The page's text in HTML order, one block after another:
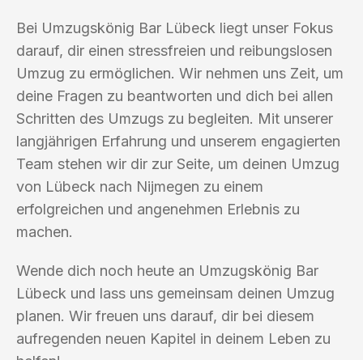
Bei Umzugskönig Bar Lübeck liegt unser Fokus
darauf, dir einen stressfreien und reibungslosen
Umzug zu ermöglichen. Wir nehmen uns Zeit, um
deine Fragen zu beantworten und dich bei allen
Schritten des Umzugs zu begleiten. Mit unserer
langjährigen Erfahrung und unserem engagierten
Team stehen wir dir zur Seite, um deinen Umzug
von Lübeck nach Nijmegen zu einem
erfolgreichen und angenehmen Erlebnis zu
machen.
Wende dich noch heute an Umzugskönig Bar
Lübeck und lass uns gemeinsam deinen Umzug
planen. Wir freuen uns darauf, dir bei diesem
aufregenden neuen Kapitel in deinem Leben zu